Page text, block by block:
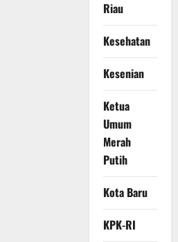
Riau
Kesehatan
Kesenian
Ketua
Umum
Merah
Putih
Kota Baru
KPK-RI